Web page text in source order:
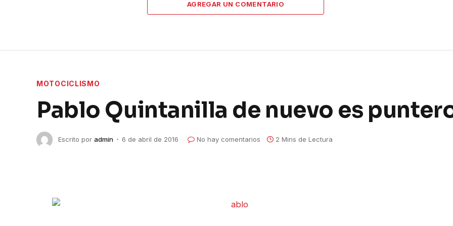
AGREGAR UN COMENTARIO
MOTOCICLISMO
Pablo Quintanilla de nuevo es
Escrito por admin 6 de abril de 2016 No hay comentarios 2 Mins de Lectura